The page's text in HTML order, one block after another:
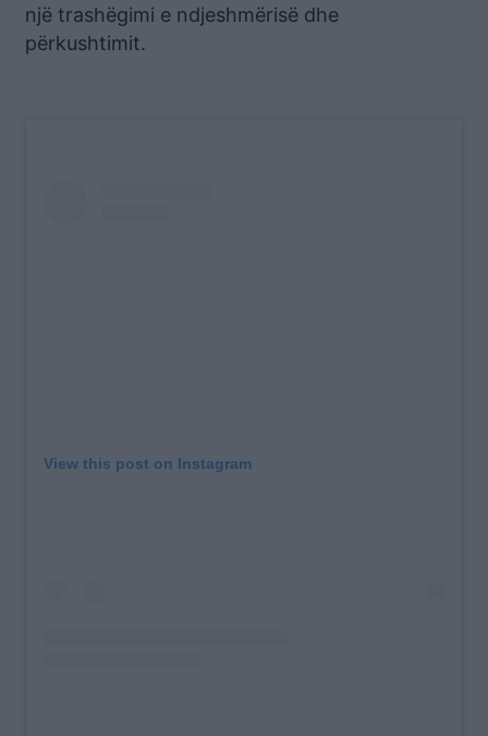
një trashëgimi e ndjeshmërisë dhe
përkushtimit.
View this post on Instagram